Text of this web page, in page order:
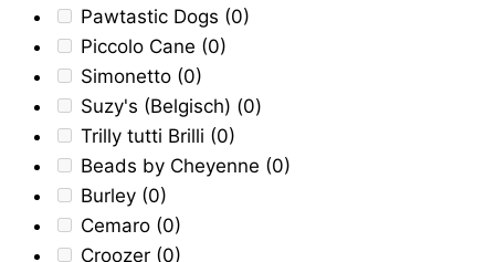
Pawtastic Dogs (0)
Piccolo Cane (0)
Simonetto (0)
Suzy's (Belgisch) (0)
Trilly tutti Brilli (0)
Beads by Cheyenne (0)
Burley (0)
Cemaro (0)
Croozer (0)